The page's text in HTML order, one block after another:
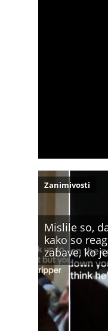
Mislile so,
kako so
zabave, ko
Zanimivosti